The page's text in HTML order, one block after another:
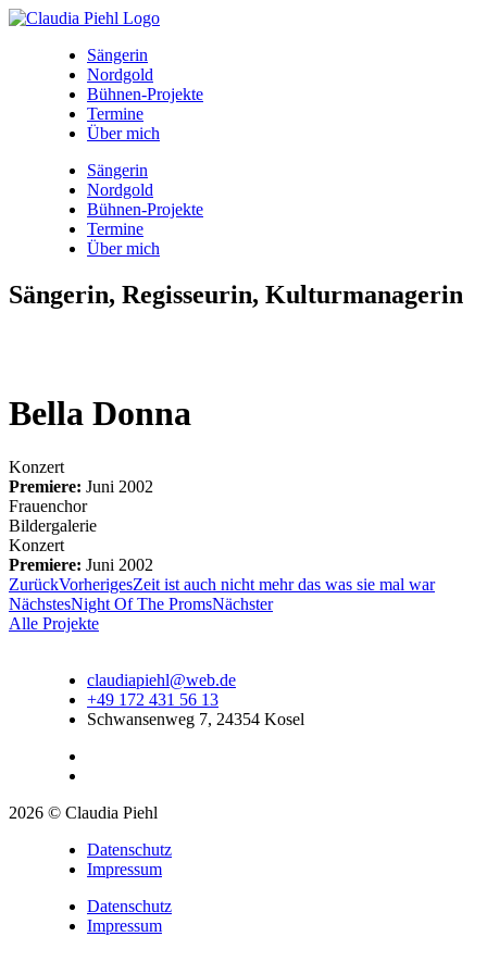
Sängerin
Nordgold
Bühnen-Projekte
Termine
Über mich
Sängerin
Nordgold
Bühnen-Projekte
Termine
Über mich
Sängerin, Regisseurin, Kulturmanagerin
Bella Donna
Konzert
Premiere: Juni 2002
Frauenchor
Bildergalerie
Konzert
Premiere: Juni 2002
ZurückVorherigesZeit ist auch nicht mehr das was sie mal war
NächstesNight Of The PromsNächster
Alle Projekte
claudiapiehl@web.de
+49 172 431 56 13
Schwansenweg 7, 24354 Kosel
2026 © Claudia Piehl
Datenschutz
Impressum
Datenschutz
Impressum